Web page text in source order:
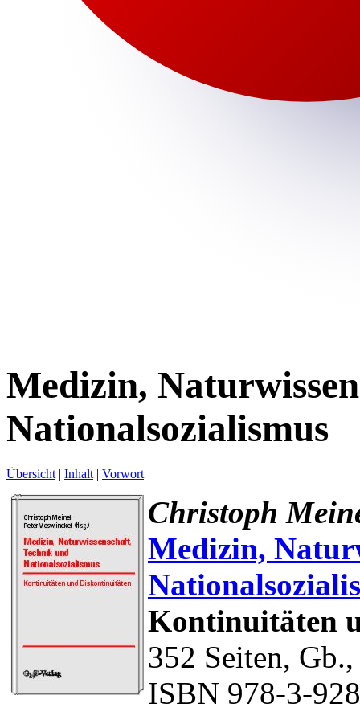
Medizin,
Nationalsozialismus
Übersicht | Inhalt | Vorwort
Christoph
Medizin,
Kontinuitäten
352 Seiten,
ISBN 978-3-